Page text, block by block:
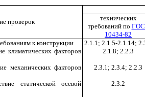
проверок
технических
требований по
10434-82
к конструкции
2.1.1; 2.1.5-2.1.14;
климатических факторов
2.1.8; 2.2.3
механических факторов
2.3.1; 2.3.4; 2.2.3
статической осевой
2.3.2